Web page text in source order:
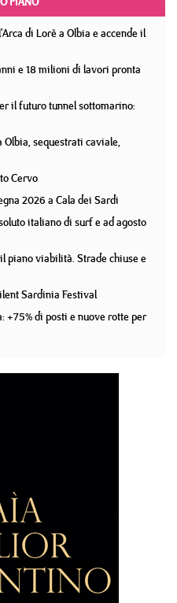
di Lorè a Olbia e accende il
e 18 milioni di lavori pronta
il futuro tunnel sottomarino:
sequestrati caviale,
Cervo
2026 a Cala dei Sardi
italiano di surf e ad agosto
piano viabilità. Strade chiuse e
Sardinia Festival
+75% di posti e nuove rotte per